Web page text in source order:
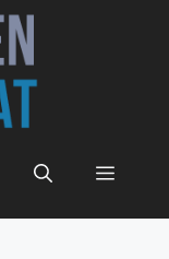
Menü